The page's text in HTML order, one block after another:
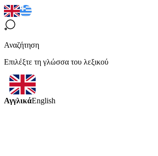
Αναζήτηση
Επιλέξτε τη γλώσσα του λεξικού
ΑγγλικάEnglish